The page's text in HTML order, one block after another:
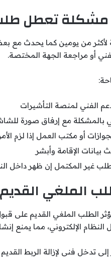
تعطل طلب
لأكثر من يومين كما يحدث مع
أو مراجعة الجهة المختصة.
الفني لمنصة التأشيرات
بالمشكلة مع إرفاق صورة
أو مكتب العمل إذا لزم
بيانات الإقامة وأبشر
غير المكتمل إن ظهر داخل
الملغي
الطلب الملغي القديم على
الإلكتروني، مما يمنع
إلى تدخل فني لإزالة الربط